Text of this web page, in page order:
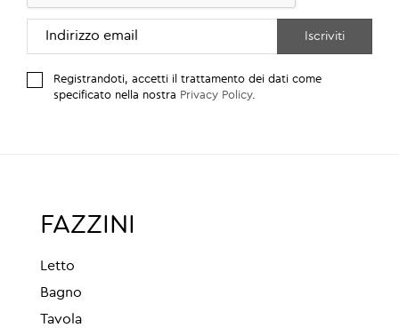
Registrandoti, accetti il trattamento dei dati come
specificato nella nostra Privacy Policy.
FAZZINI
Letto
Bagno
Tavola